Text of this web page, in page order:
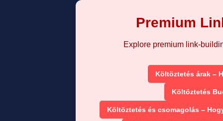
Premium
Explore premium link-
Költöztetés árak –
Költöztetés
Költöztetés és csomagolás –